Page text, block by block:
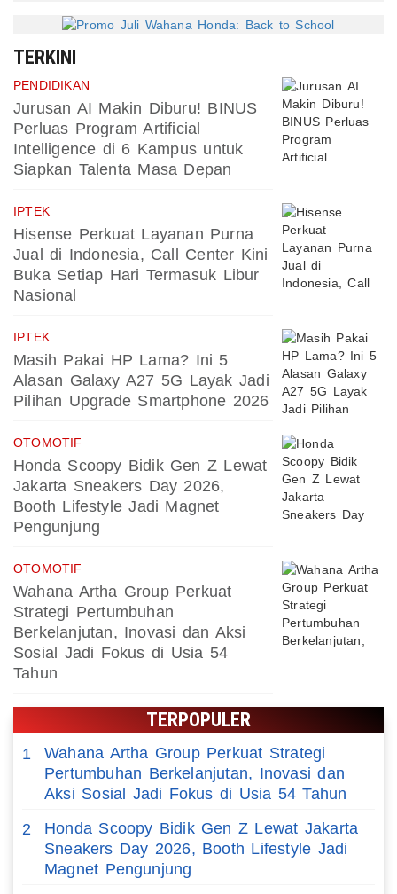
TERKINI
PENDIDIKAN
Jurusan AI Makin Diburu! BINUS
Perluas Program Artificial
Intelligence di 6 Kampus untuk
Siapkan Talenta Masa Depan
IPTEK
Hisense Perkuat Layanan Purna
Jual di Indonesia, Call Center Kini
Buka Setiap Hari Termasuk Libur
Nasional
IPTEK
Masih Pakai HP Lama? Ini 5
Alasan Galaxy A27 5G Layak Jadi
Pilihan Upgrade Smartphone 2026
OTOMOTIF
Honda Scoopy Bidik Gen Z Lewat
Jakarta Sneakers Day 2026,
Booth Lifestyle Jadi Magnet
Pengunjung
OTOMOTIF
Wahana Artha Group Perkuat
Strategi Pertumbuhan
Berkelanjutan, Inovasi dan Aksi
Sosial Jadi Fokus di Usia 54
Tahun
TERPOPULER
1
Wahana Artha Group Perkuat Strategi
Pertumbuhan Berkelanjutan, Inovasi dan
Aksi Sosial Jadi Fokus di Usia 54 Tahun
2
Honda Scoopy Bidik Gen Z Lewat Jakarta
Sneakers Day 2026, Booth Lifestyle Jadi
Magnet Pengunjung